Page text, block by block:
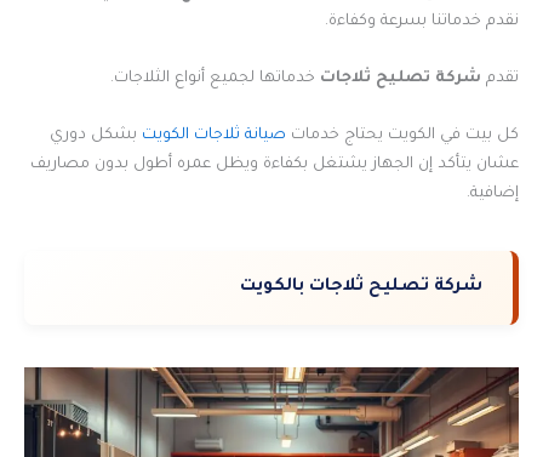
نقدم خدماتنا بسرعة وكفاءة.
تقدم شركة تصليح ثلاجات خدماتها لجميع أنواع الثلاجات.
كل بيت في الكويت يحتاج خدمات صيانة ثلاجات الكويت بشكل دوري
عشان يتأكد إن الجهاز يشتغل بكفاءة ويظل عمره أطول بدون مصاريف
إضافية.
شركة تصليح ثلاجات بالكويت